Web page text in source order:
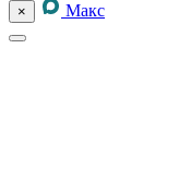
×
Макс